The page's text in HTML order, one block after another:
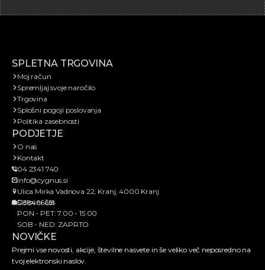
SPLETNA TRGOVINA
Moj račun
Spremljaj svoje naročilo
Trgovina
Splošni pogoji poslovanja
Politika zasebnosti
PODJETJE
O nas
Kontakt
04 2341 740
info@cygnus.si
Ulica Mirka Vadnova 22, Kranj, 4000 Kranj
SI38466651
Delovni čas
PON - PET: 7.00 - 15.00
SOB - NED: ZAPRTO
NOVIČKE
Prejmi vse novosti, akcije, številne nasvete in še veliko več neposredno na
tvoj elektronski naslov.